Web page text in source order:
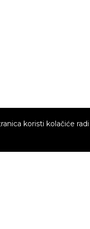
koristi kolačiće